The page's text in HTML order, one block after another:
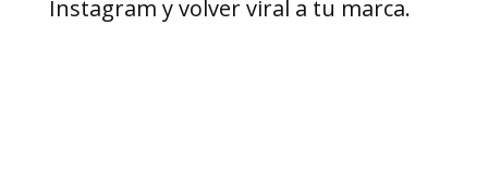
Instagram y volver viral a tu marca.